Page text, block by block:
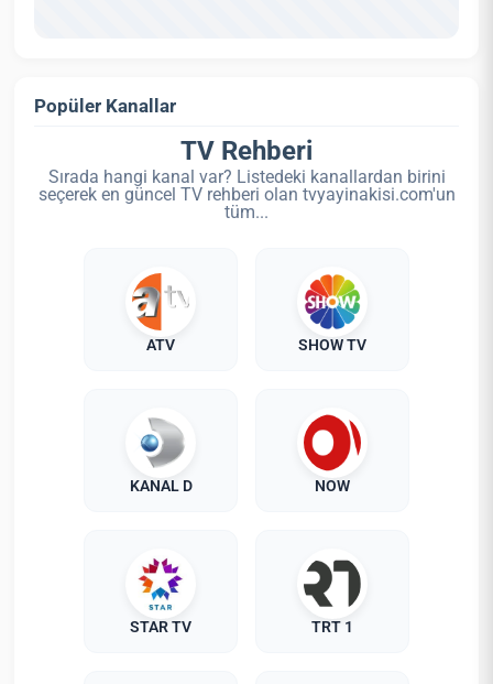
Popüler Kanallar
TV Rehberi
Sırada hangi kanal var? Listedeki kanallardan birini
seçerek en güncel TV rehberi olan tvyayinakisi.com'un
tüm...
ATV SHOW TV
KANAL D NOW
STAR TV TRT 1